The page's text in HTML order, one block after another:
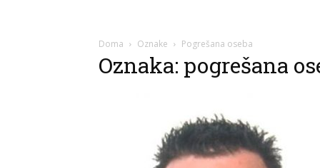
Doma Oznake Pogrešana oseba
Oznaka: pogrešana